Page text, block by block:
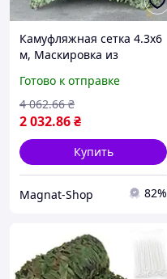
Камуфляжная сетка 4.3х6
м, Маскировка из
ПНБ для военных
(Камуфляж) код 824109
Готово к отправке
2 032.86₴
4 062.66 ₴
Купить
Magnat-Shop 82%